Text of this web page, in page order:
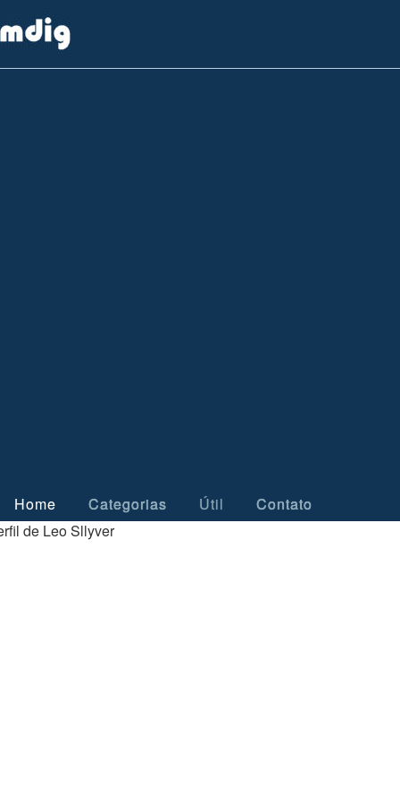
Home Categorias Útil
Contato
de Leo Sllyver